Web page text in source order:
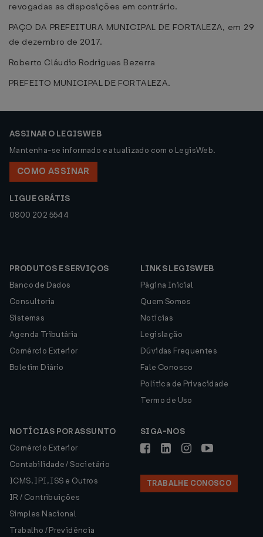
revogadas as disposições em contrário.
PAÇO DA PREFEITURA MUNICIPAL DE FORTALEZA, em 29
de dezembro de 2017.
Roberto Cláudio Rodrigues Bezerra
PREFEITO MUNICIPAL DE FORTALEZA.
ASSINAR O LEGISWEB
Mantenha-se informado e atualizado com o LegisWeb.
COMO ASSINAR
LIGUE GRÁTIS
0800 202 5544
PRODUTOS E SERVIÇOS
Banco de Dados
Consultoria
Sistemas
Agenda Tributária
Comércio Exterior
Boletim Diário
LINKS LEGISWEB
Página Inicial
Quem Somos
Notícias
Legislação
Dúvidas Frequentes
Fale Conosco
Política de Privacidade
Termo de Uso
NOTÍCIAS POR ASSUNTO
Comércio Exterior
Contabilidade / Societário
ICMS, IPI, ISS e Outros
IR / Contribuições
Simples Nacional
Trabalho / Previdência
SIGA-NOS
TRABALHE CONOSCO